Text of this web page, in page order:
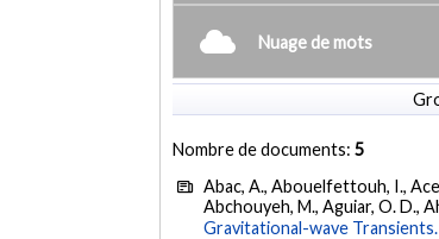
Nuage de mots
Nombre de documents:5
Abac, A., Abouelfettouh, I.,
Abchouyeh, M., Aguiar, O. D.,
Gravitational-wave Transients.